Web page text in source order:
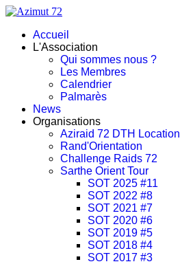
Accueil
L'Association
Qui sommes nous ?
Les Membres
Calendrier
Palmarès
News
Organisations
Aziraid 72 DTH Location
Rand'Orientation
Challenge Raids 72
Sarthe Orient Tour
SOT 2025 #11
SOT 2022 #8
SOT 2021 #7
SOT 2020 #6
SOT 2019 #5
SOT 2018 #4
SOT 2017 #3